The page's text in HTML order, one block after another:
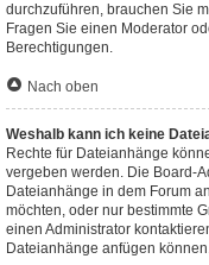
durchzuführen, brauchen Sie
Fragen Sie einen Moderator
Berechtigungen.
Nach oben
Weshalb kann ich keine
Rechte für Dateianhänge
vergeben werden. Die Board-
Dateianhänge in dem Forum
möchten, oder nur bestimmte
einen Administrator
Dateianhänge anfügen